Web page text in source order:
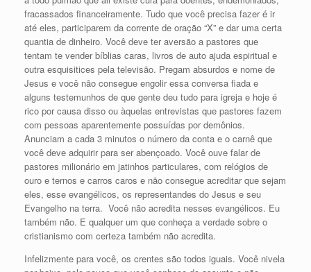
fracassados financeiramente. Tudo que você precisa fazer é ir
até eles, participarem da corrente de oração “X” e dar uma certa
quantia de dinheiro. Você deve ter aversão a pastores que
tentam te vender bíblias caras, livros de auto ajuda espiritual e
outra esquisitices pela televisão. Pregam absurdos e nome de
Jesus e você não consegue engolir essa conversa fiada e
alguns testemunhos de que gente deu tudo para igreja e hoje é
rico por causa disso ou àquelas entrevistas que pastores fazem
com pessoas aparentemente possuídas por demônios.
Anunciam a cada 3 minutos o número da conta e o carnê que
você deve adquirir para ser abençoado. Você ouve falar de
pastores milionário em jatinhos particulares, com relógios de
ouro e ternos e carros caros e não consegue acreditar que sejam
eles, esse evangélicos, os representandes do Jesus e seu
Evangelho na terra. Você não acredita nesses evangélicos. Eu
também não. E qualquer um que conheça a verdade sobre o
cristianismo com certeza também não acredita.
Infelizmente para você, os crentes são todos iguais. Você nivela